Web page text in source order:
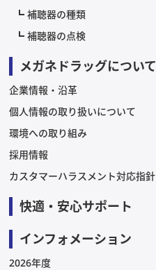
補聴器の種類
補聴器の点検
メガネドラッグについて
企業情報・沿革
個人情報の取り扱いについて
環境への取り組み
採用情報
カスタマーハラスメント対応指針
快適・安心サポート
インフォメーション
2026年度